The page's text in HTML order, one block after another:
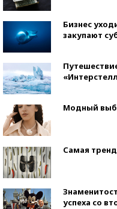
Бизнес
закупают
Модный
Самая
успеха со